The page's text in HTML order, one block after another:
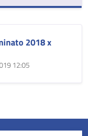
2018 x
12:05